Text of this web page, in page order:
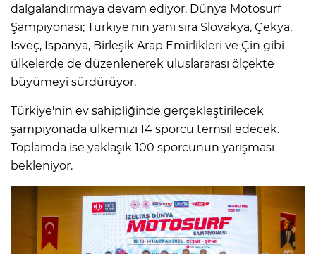
dalgalandırmaya devam ediyor. Dünya Motosurf
Şampiyonası; Türkiye'nin yanı sıra Slovakya, Çekya,
İsveç, İspanya, Birleşik Arap Emirlikleri ve Çin gibi
ülkelerde de düzenlenerek uluslararası ölçekte
büyümeyi sürdürüyor.
Türkiye'nin ev sahipliğinde gerçekleştirilecek
şampiyonada ülkemizi 14 sporcu temsil edecek.
Toplamda ise yaklaşık 100 sporcunun yarışması
bekleniyor.